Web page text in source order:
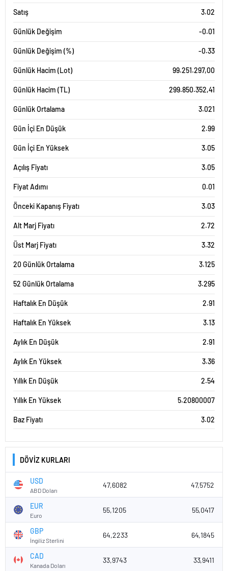
Satış 3.02
Günlük Değişim -0.01
Günlük Değişim (%) -0.33
Günlük Hacim (Lot) 99.251.297,00
Günlük Hacim (TL) 299.850.352,41
Günlük Ortalama 3.021
Gün İçi En Düşük 2.99
Gün İçi En Yüksek 3.05
Açılış Fiyatı 3.05
Fiyat Adımı 0.01
Önceki Kapanış Fiyatı 3.03
Alt Marj Fiyatı 2.72
Üst Marj Fiyatı 3.32
20 Günlük Ortalama 3.125
52 Günlük Ortalama 3.295
Haftalık En Düşük 2.91
Haftalık En Yüksek 3.13
Aylık En Düşük 2.91
Aylık En Yüksek 3.36
Yıllık En Düşük 2.54
Yıllık En Yüksek 5.20800007
Baz Fiyatı 3.02
DÖVİZ KURLARI
USD
ABD Doları
47,6082 47,5752
EUR
Euro
55,1205 55,0417
GBP
İngiliz Sterlini
64,2233 64,1845
CAD
Kanada Doları
33,9743 33,9411